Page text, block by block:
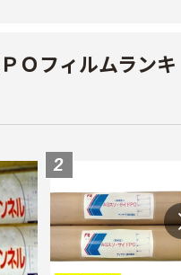
Ｏフィルムランキ